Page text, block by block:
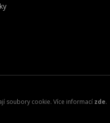
soubory cookie. Více informací zde.